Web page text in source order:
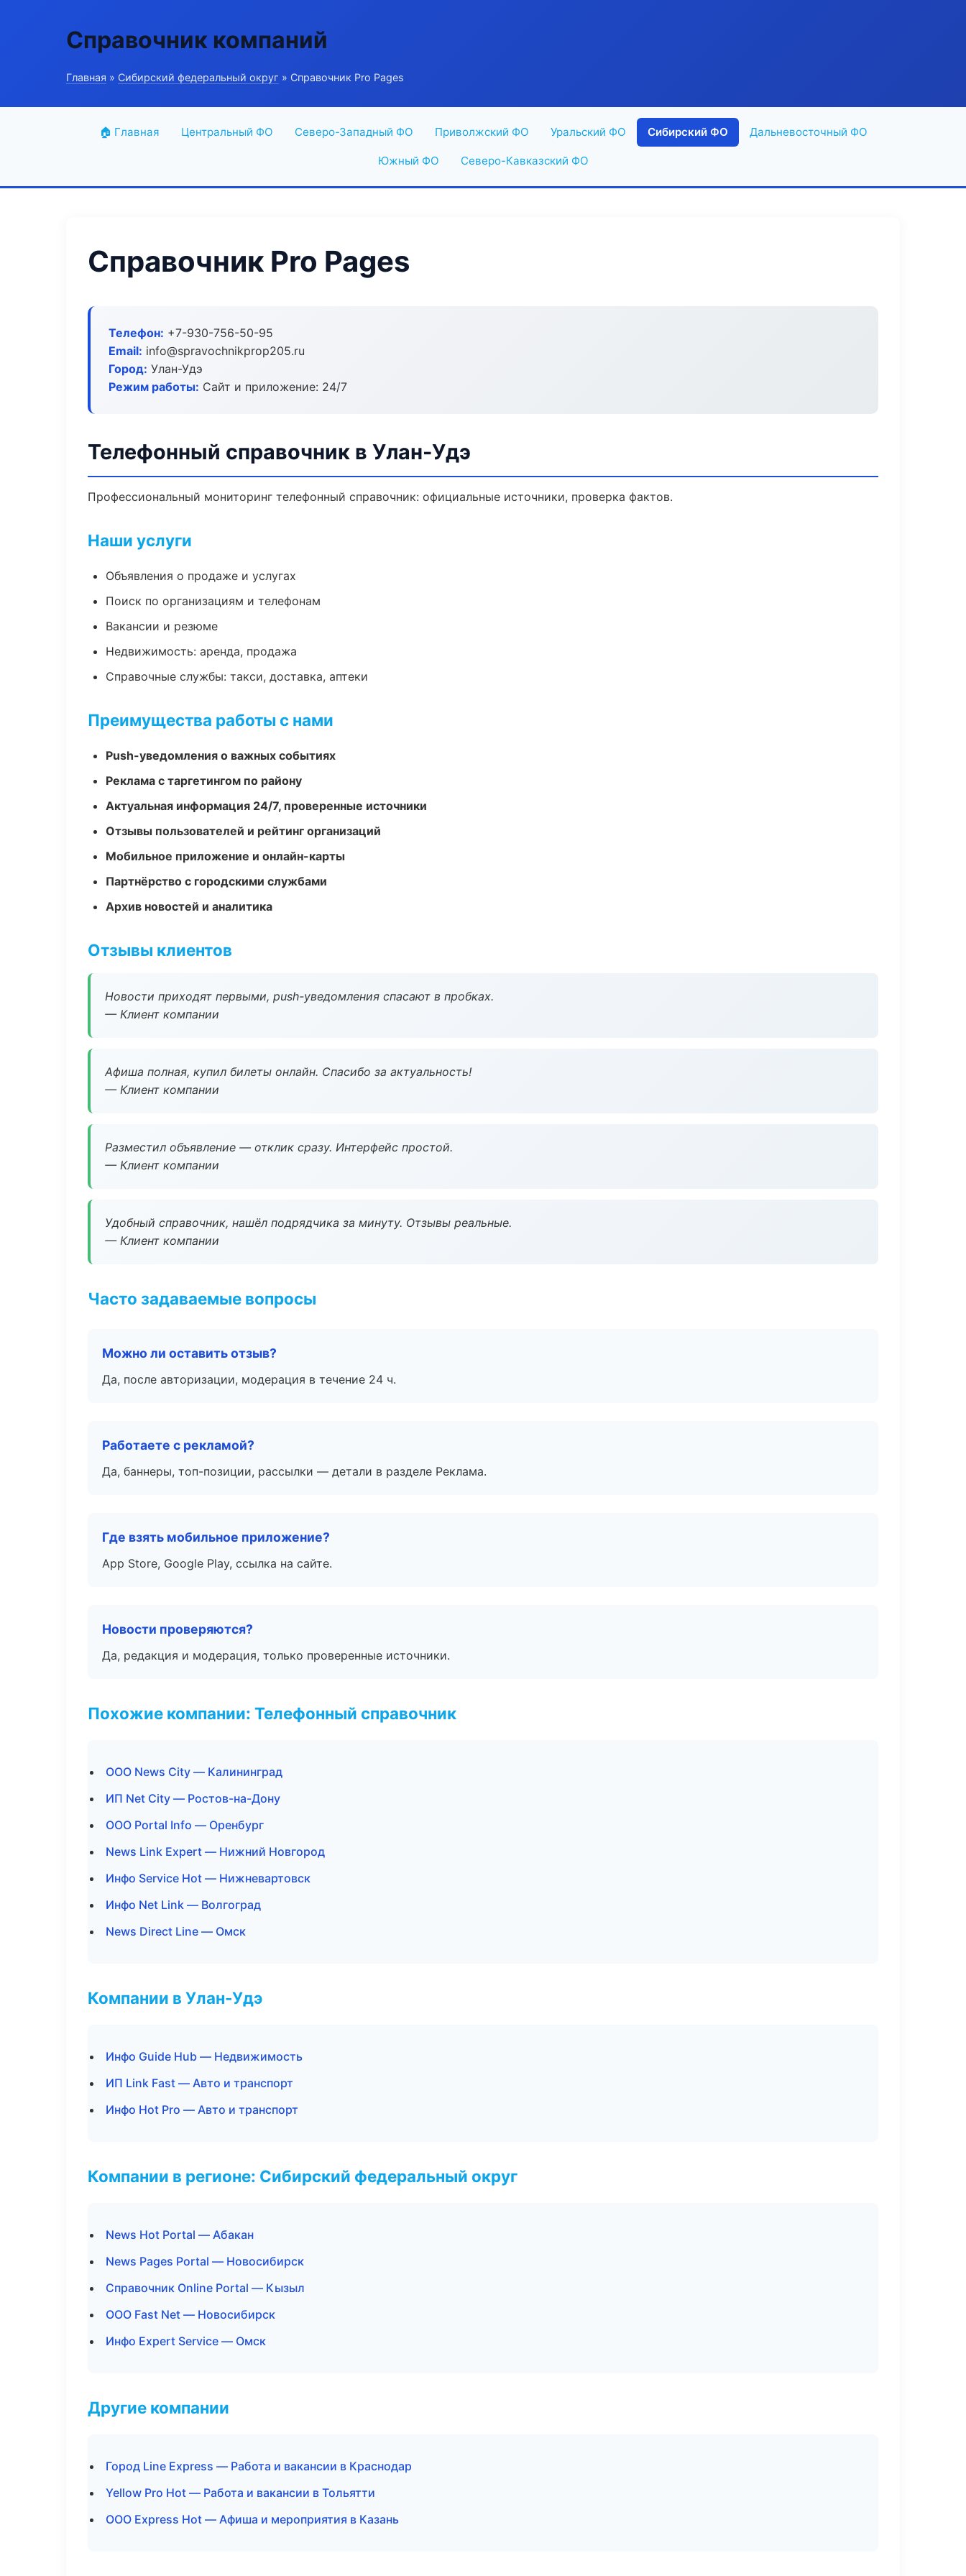
Справочник компаний
Главная » Сибирский федеральный округ » Справочник Pro Pages
🏠 Главная Центральный ФО Северо-Западный ФО Приволжский ФО Уральский ФО Сибирский ФО Дальневосточный ФО
Южный ФО Северо-Кавказский ФО
Справочник Pro Pages
Телефон: +7-930-756-50-95
Email: info@spravochnikprop205.ru
Город: Улан-Удэ
Режим работы: Сайт и приложение: 24/7
Телефонный справочник в Улан-Удэ
Профессиональный мониторинг телефонный справочник: официальные источники, проверка фактов.
Наши услуги
Объявления о продаже и услугах
Поиск по организациям и телефонам
Вакансии и резюме
Недвижимость: аренда, продажа
Справочные службы: такси, доставка, аптеки
Преимущества работы с нами
Push-уведомления о важных событиях
Реклама с таргетингом по району
Актуальная информация 24/7, проверенные источники
Отзывы пользователей и рейтинг организаций
Мобильное приложение и онлайн-карты
Партнёрство с городскими службами
Архив новостей и аналитика
Отзывы клиентов
Новости приходят первыми, push-уведомления спасают в пробках.
— Клиент компании
Афиша полная, купил билеты онлайн. Спасибо за актуальность!
— Клиент компании
Разместил объявление — отклик сразу. Интерфейс простой.
— Клиент компании
Удобный справочник, нашёл подрядчика за минуту. Отзывы реальные.
— Клиент компании
Часто задаваемые вопросы
Можно ли оставить отзыв?
Да, после авторизации, модерация в течение 24 ч.
Работаете с рекламой?
Да, баннеры, топ-позиции, рассылки — детали в разделе Реклама.
Где взять мобильное приложение?
App Store, Google Play, ссылка на сайте.
Новости проверяются?
Да, редакция и модерация, только проверенные источники.
Похожие компании: Телефонный справочник
ООО News City — Калининград
ИП Net City — Ростов-на-Дону
ООО Portal Info — Оренбург
News Link Expert — Нижний Новгород
Инфо Service Hot — Нижневартовск
Инфо Net Link — Волгоград
News Direct Line — Омск
Компании в Улан-Удэ
Инфо Guide Hub — Недвижимость
ИП Link Fast — Авто и транспорт
Инфо Hot Pro — Авто и транспорт
Компании в регионе: Сибирский федеральный округ
News Hot Portal — Абакан
News Pages Portal — Новосибирск
Справочник Online Portal — Кызыл
ООО Fast Net — Новосибирск
Инфо Expert Service — Омск
Другие компании
Город Line Express — Работа и вакансии в Краснодар
Yellow Pro Hot — Работа и вакансии в Тольятти
ООО Express Hot — Афиша и мероприятия в Казань